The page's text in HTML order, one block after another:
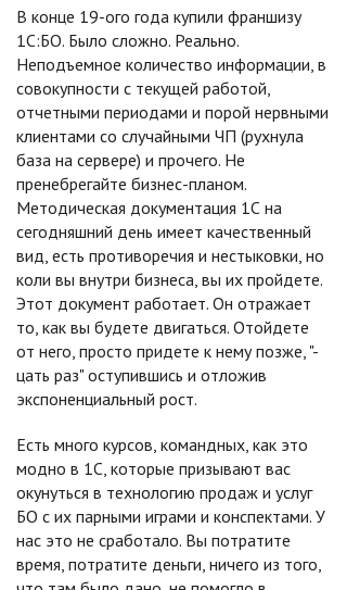
В конце 19-ого года купили франшизу
1С:БО. Было сложно. Реально.
Неподъемное количество информации, в
совокупности с текущей работой,
отчетными периодами и порой нервными
клиентами со случайными ЧП (рухнула
база на сервере) и прочего. Не
пренебрегайте бизнес-планом.
Методическая документация 1С на
сегодняшний день имеет качественный
вид, есть противоречия и нестыковки, но
коли вы внутри бизнеса, вы их пройдете.
Этот документ работает. Он отражает
то, как вы будете двигаться. Отойдете
от него, просто придете к нему позже, "-
цать раз" оступившись и отложив
экспоненциальный рост.
Есть много курсов, командных, как это
модно в 1С, которые призывают вас
окунуться в технологию продаж и услуг
БО с их парными играми и конспектами. У
нас это не сработало. Вы потратите
время, потратите деньги, ничего из того,